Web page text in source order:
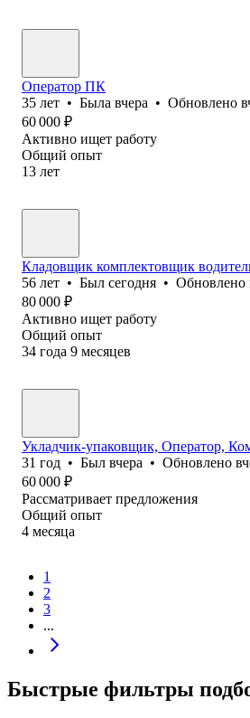
Оператор ПК
35 лет • Была вчера • Обновлено
60 000 ₽
Активно ищет работу
Общий опыт
13 лет
Кладовщик комплектовщик
56 лет • Был сегодня • Обновлено
80 000 ₽
Активно ищет работу
Общий опыт
34 года 9 месяцев
Укладчик-упаковщик, Оператор,
31 год • Был вчера • Обновлено
60 000 ₽
Рассматривает предложения
Общий опыт
4 месяца
1
2
3
...
Быстрые фильтры